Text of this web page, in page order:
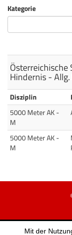
Kategorie
Hindernis -
Disziplin
5000 Meter AK -
M
5000 Meter AK -
M Allgemeine
Mit der